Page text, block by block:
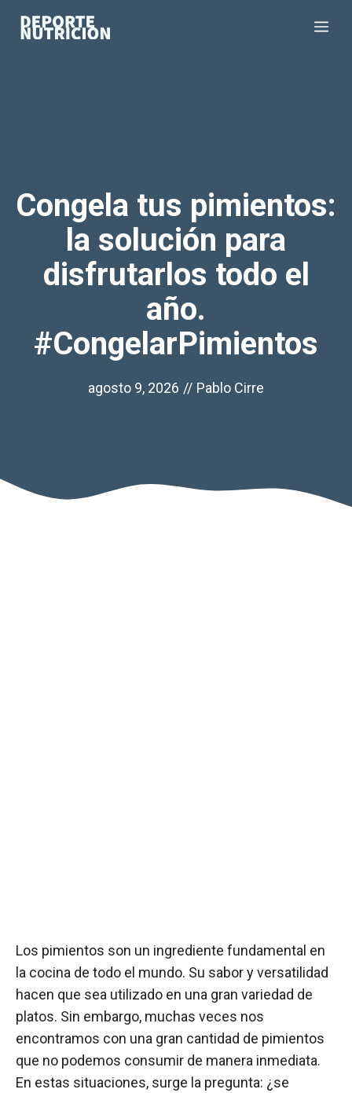
Congela tus pimientos:
la solución para
disfrutarlos todo el
año.
#CongelarPimientos
agosto 9, 2026 // Pablo Cirre
Los pimientos son un ingrediente fundamental en
la cocina de todo el mundo. Su sabor y versatilidad
hacen que sea utilizado en una gran variedad de
platos. Sin embargo, muchas veces nos
encontramos con una gran cantidad de pimientos
que no podemos consumir de manera inmediata.
En estas situaciones, surge la pregunta: ¿se